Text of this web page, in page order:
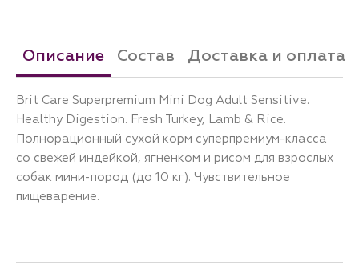
Описание Состав Доставка и оплата
Brit Care Superpremium Mini Dog Adult Sensitive.
Healthy Digestion. Fresh Turkey, Lamb & Rice.
Полнорационный сухой корм суперпремиум-класса
со свежей индейкой, ягненком и рисом для взрослых
собак мини-пород (до 10 кг). Чувствительное
пищеварение.